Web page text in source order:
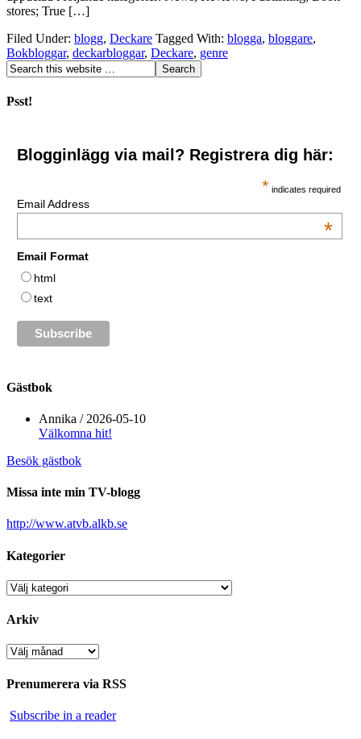
stores; True […]
Filed Under: blogg, Deckare Tagged With: blogga, bloggare,
Bokbloggar, deckarbloggar, Deckare, genre
Psst!
Blogginlägg via mail? Registrera dig här:
* indicates required
Email Address
*
Email Format
html
text
Gästbok
Annika / 2026-05-10
Välkomna hit!
Besök gästbok
Missa inte min TV-blogg
http://www.atvb.alkb.se
Kategorier
Kategorier
Arkiv
Arkiv
Prenumerera via RSS
Subscribe in a reader